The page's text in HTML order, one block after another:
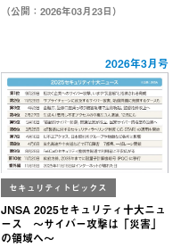
（公開：2026年03月23日）
2026年3月号
セキュリティトピックス
JNSA 2025セキュリティ十大ニュ
ース ～サイバー攻撃は「災害」
の領域へ～